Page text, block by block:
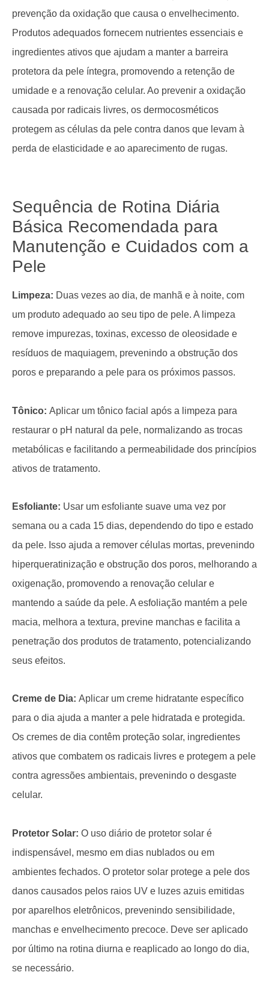
prevenção da oxidação que causa o envelhecimento.
Produtos adequados fornecem nutrientes essenciais e
ingredientes ativos que ajudam a manter a barreira
protetora da pele íntegra, promovendo a retenção de
umidade e a renovação celular. Ao prevenir a oxidação
causada por radicais livres, os dermocosméticos
protegem as células da pele contra danos que levam à
perda de elasticidade e ao aparecimento de rugas.
Sequência de Rotina Diária
Básica Recomendada para
Manutenção e Cuidados com a
Pele
Limpeza: Duas vezes ao dia, de manhã e à noite, com
um produto adequado ao seu tipo de pele. A limpeza
remove impurezas, toxinas, excesso de oleosidade e
resíduos de maquiagem, prevenindo a obstrução dos
poros e preparando a pele para os próximos passos.
Tônico: Aplicar um tônico facial após a limpeza para
restaurar o pH natural da pele, normalizando as trocas
metabólicas e facilitando a permeabilidade dos princípios
ativos de tratamento.
Esfoliante: Usar um esfoliante suave uma vez por
semana ou a cada 15 dias, dependendo do tipo e estado
da pele. Isso ajuda a remover células mortas, prevenindo
hiperqueratinização e obstrução dos poros, melhorando a
oxigenação, promovendo a renovação celular e
mantendo a saúde da pele. A esfoliação mantém a pele
macia, melhora a textura, previne manchas e facilita a
penetração dos produtos de tratamento, potencializando
seus efeitos.
Creme de Dia: Aplicar um creme hidratante específico
para o dia ajuda a manter a pele hidratada e protegida.
Os cremes de dia contêm proteção solar, ingredientes
ativos que combatem os radicais livres e protegem a pele
contra agressões ambientais, prevenindo o desgaste
celular.
Protetor Solar: O uso diário de protetor solar é
indispensável, mesmo em dias nublados ou em
ambientes fechados. O protetor solar protege a pele dos
danos causados pelos raios UV e luzes azuis emitidas
por aparelhos eletrônicos, prevenindo sensibilidade,
manchas e envelhecimento precoce. Deve ser aplicado
por último na rotina diurna e reaplicado ao longo do dia,
se necessário.